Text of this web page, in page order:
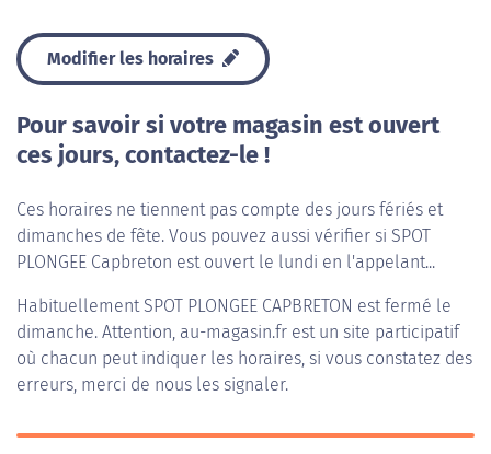
Modifier les horaires
Pour savoir si votre magasin est ouvert
ces jours, contactez-le !
Ces horaires ne tiennent pas compte des jours fériés et
dimanches de fête. Vous pouvez aussi vérifier si SPOT
PLONGEE Capbreton est ouvert le lundi en l'appelant...
HabituellementSPOT PLONGEE CAPBRETON est fermé le
dimanche. Attention, au-magasin.fr est un site participatif
où chacun peut indiquer les horaires, si vous constatez des
erreurs, merci de nous les signaler.